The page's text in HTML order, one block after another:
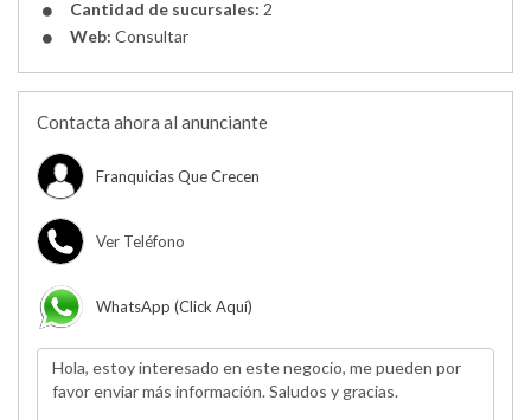
Cantidad de sucursales: 2
Web: Consultar
Contacta ahora al anunciante
Franquicias Que Crecen
Ver Teléfono
WhatsApp (click Aquí)